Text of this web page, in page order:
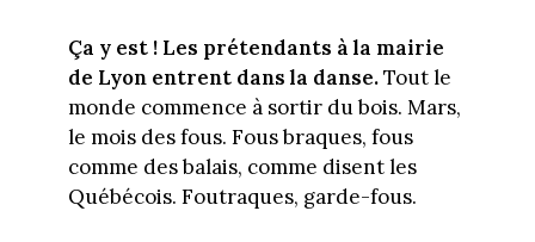
Ça y est ! Les prétendants à la mairie
de Lyon entrent dans la danse.Tout le
monde commence à sortir du bois. Mars,
le mois des fous. Fous braques, fous
comme des balais, comme disent les
Québécois. Foutraques, garde-fous.